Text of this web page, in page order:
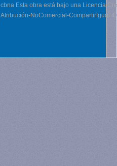
cbna Esta obra está bajo una Licencia
Atribución-NoComercial-CompartirIgual